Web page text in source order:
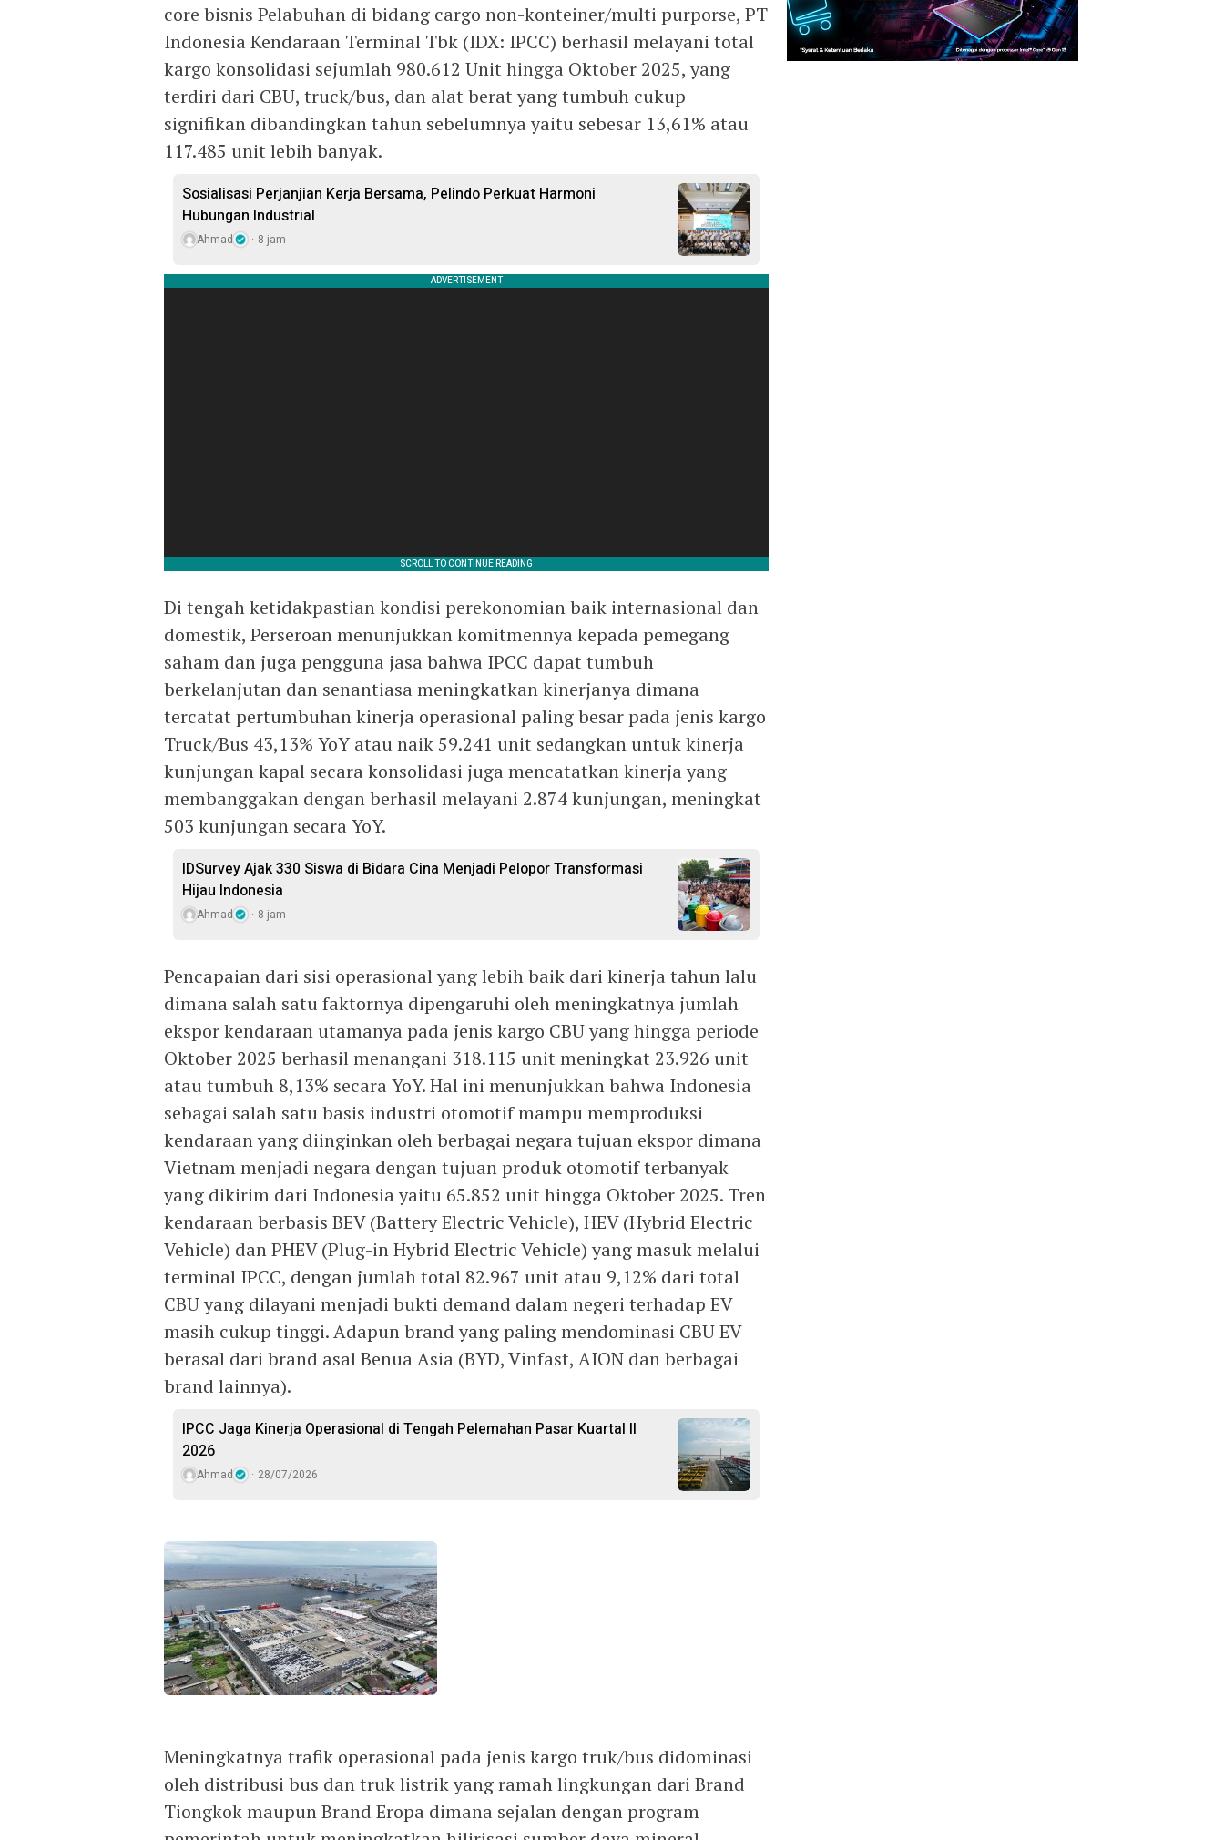
core bisnis Pelabuhan di bidang cargo non-konteiner/multi purporse, PT
Indonesia Kendaraan Terminal Tbk (IDX: IPCC) berhasil melayani total
kargo konsolidasi sejumlah 980.612 Unit hingga Oktober 2025, yang
terdiri dari CBU, truck/bus, dan alat berat yang tumbuh cukup
signifikan dibandingkan tahun sebelumnya yaitu sebesar 13,61% atau
117.485 unit lebih banyak.
Sosialisasi Perjanjian Kerja Bersama, Pelindo Perkuat Harmoni
Hubungan Industrial
Ahmad 8 jam
Di tengah ketidakpastian kondisi perekonomian baik internasional dan
domestik, Perseroan menunjukkan komitmennya kepada pemegang
saham dan juga pengguna jasa bahwa IPCC dapat tumbuh
berkelanjutan dan senantiasa meningkatkan kinerjanya dimana
tercatat pertumbuhan kinerja operasional paling besar pada jenis kargo
Truck/Bus 43,13% YoY atau naik 59.241 unit sedangkan untuk kinerja
kunjungan kapal secara konsolidasi juga mencatatkan kinerja yang
membanggakan dengan berhasil melayani 2.874 kunjungan, meningkat
503 kunjungan secara YoY.
IDSurvey Ajak 330 Siswa di Bidara Cina Menjadi Pelopor Transformasi
Hijau Indonesia
Ahmad 8 jam
Pencapaian dari sisi operasional yang lebih baik dari kinerja tahun lalu
dimana salah satu faktornya dipengaruhi oleh meningkatnya jumlah
ekspor kendaraan utamanya pada jenis kargo CBU yang hingga periode
Oktober 2025 berhasil menangani 318.115 unit meningkat 23.926 unit
atau tumbuh 8,13% secara YoY. Hal ini menunjukkan bahwa Indonesia
sebagai salah satu basis industri otomotif mampu memproduksi
kendaraan yang diinginkan oleh berbagai negara tujuan ekspor dimana
Vietnam menjadi negara dengan tujuan produk otomotif terbanyak
yang dikirim dari Indonesia yaitu 65.852 unit hingga Oktober 2025. Tren
kendaraan berbasis BEV (Battery Electric Vehicle), HEV (Hybrid Electric
Vehicle) dan PHEV (Plug-in Hybrid Electric Vehicle) yang masuk melalui
terminal IPCC, dengan jumlah total 82.967 unit atau 9,12% dari total
CBU yang dilayani menjadi bukti demand dalam negeri terhadap EV
masih cukup tinggi. Adapun brand yang paling mendominasi CBU EV
berasal dari brand asal Benua Asia (BYD, Vinfast, AION dan berbagai
brand lainnya).
IPCC Jaga Kinerja Operasional di Tengah Pelemahan Pasar Kuartal II
2026
Ahmad 28/07/2026
Meningkatnya trafik operasional pada jenis kargo truk/bus didominasi
oleh distribusi bus dan truk listrik yang ramah lingkungan dari Brand
Tiongkok maupun Brand Eropa dimana sejalan dengan program